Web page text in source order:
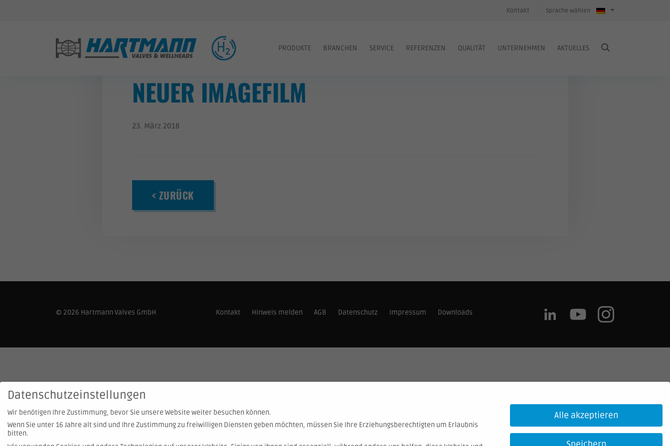
Sprache wählen
Kontakt
PRODUKTE BRANCHEN SERVICE REFERENZEN QUALITÄT UNTERNEHMEN AKTUELLES
NEUER IMAGEFILM
23. März 2018
< ZURÜCK
© 2026 Hartmann Valves GmbH Kontakt Hinweis melden AGB Datenschutz Impressum Downloads
Datenschutzeinstellungen
Wir benötigen Ihre Zustimmung, bevor Sie unsere Website weiter besuchen können.
Wenn Sie unter 16 Jahre alt sind und Ihre Zustimmung zu freiwilligen Diensten geben möchten, müssen Sie Ihre Erziehungsberechtigten um Erlaubnis
bitten.
Alle akzeptieren